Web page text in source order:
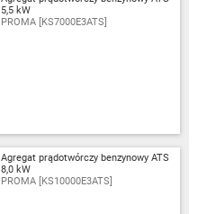
5,5 kW
PROMA [KS7000E3ATS]
Agregat prądotwórczy benzynowy ATS
8,0 kW
PROMA [KS10000E3ATS]